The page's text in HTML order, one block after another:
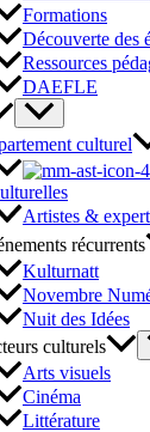
Formations
Découverte des
Ressources
DAEFLE
culturel
Artistes &
récurrents
Kulturnatt
Novembre
Nuit des Idées
culturels
Arts visuels
Cinéma
Littérature